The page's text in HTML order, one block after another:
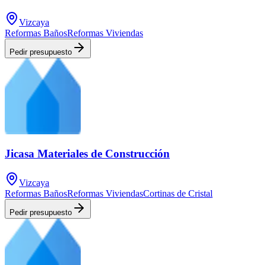
Vizcaya
Reformas BañosReformas Viviendas
Pedir presupuesto
Jicasa Materiales de Construcción
Vizcaya
Reformas BañosReformas ViviendasCortinas de Cristal
Pedir presupuesto